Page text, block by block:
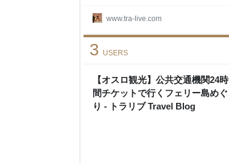
www.tra-live.com
【オスロ観光】公共交通機関24時
間チケットで行くフェリー島めぐ
り - トラリブ Travel Blog
3 USERS